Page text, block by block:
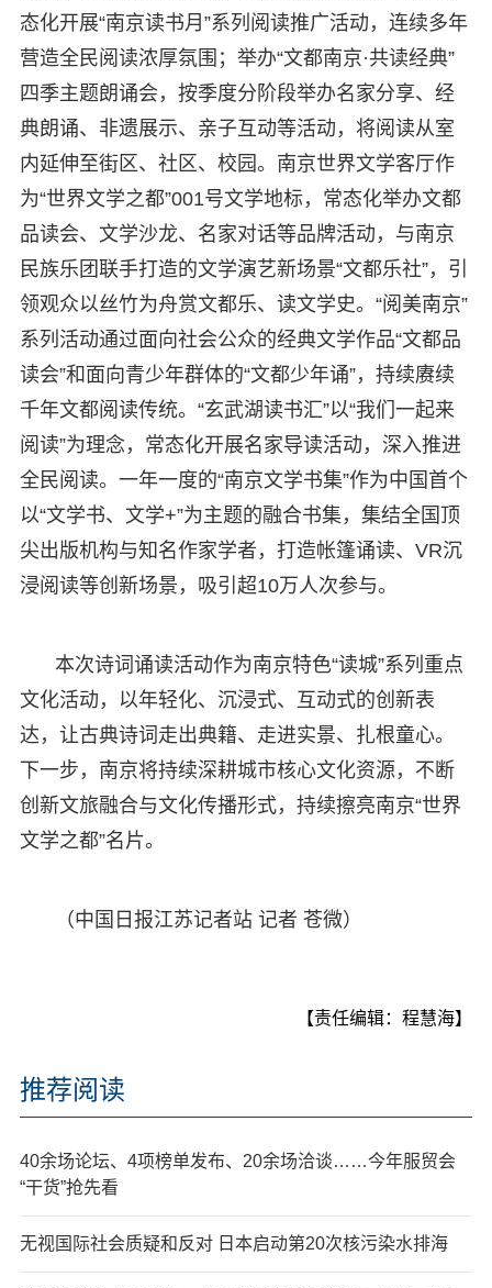
态化开展“南京读书月”系列阅读推广活动，连续多年
营造全民阅读浓厚氛围；举办“文都南京·共读经典”
四季主题朗诵会，按季度分阶段举办名家分享、经
典朗诵、非遗展示、亲子互动等活动，将阅读从室
内延伸至街区、社区、校园。南京世界文学客厅作
为“世界文学之都”001号文学地标，常态化举办文都
品读会、文学沙龙、名家对话等品牌活动，与南京
民族乐团联手打造的文学演艺新场景“文都乐社”，引
领观众以丝竹为舟赏文都乐、读文学史。“阅美南京”
系列活动通过面向社会公众的经典文学作品“文都品
读会”和面向青少年群体的“文都少年诵”，持续赓续
千年文都阅读传统。“玄武湖读书汇”以“我们一起来
阅读”为理念，常态化开展名家导读活动，深入推进
全民阅读。一年一度的“南京文学书集”作为中国首个
以“文学书、文学+”为主题的融合书集，集结全国顶
尖出版机构与知名作家学者，打造帐篷诵读、VR沉
浸阅读等创新场景，吸引超10万人次参与。
本次诗词诵读活动作为南京特色“读城”系列重点
文化活动，以年轻化、沉浸式、互动式的创新表
达，让古典诗词走出典籍、走进实景、扎根童心。
下一步，南京将持续深耕城市核心文化资源，不断
创新文旅融合与文化传播形式，持续擦亮南京“世界
文学之都”名片。
（中国日报江苏记者站 记者 苍微）
【责任编辑：程慧海】
推荐阅读
40余场论坛、4项榜单发布、20余场洽谈……今年服贸会
“干货”抢先看
无视国际社会质疑和反对 日本启动第20次核污染水排海